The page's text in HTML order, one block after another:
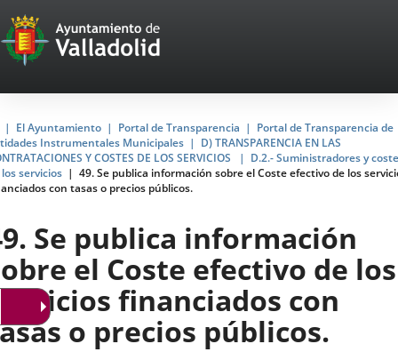
Portal
Web
del
Ayuntamiento
de
Valladolid
El Ayuntamiento Portal de Transparencia
Portal de Transparencia de
Instrumentales Municipales
D) TRANSPARENCIA EN LAS
Y COSTES DE LOS SERVICIOS
D.2.- Suministradores y
servicios
49. Se publica información sobre el Coste efectivo de los
con tasas o precios públicos.
Se publica información
el Coste efectivo de los
financiados con
o precios públicos.